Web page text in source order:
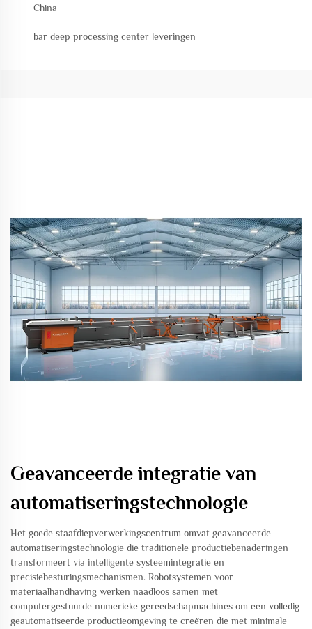
China
bar deep processing center leveringen
Geavanceerde integratie van
automatiseringstechnologie
Het goede staafdiepverwerkingscentrum omvat geavanceerde
automatiseringstechnologie die traditionele productiebenaderingen
transformeert via intelligente systeemintegratie en
precisiebesturingsmechanismen. Robotsystemen voor
materiaalhandhaving werken naadloos samen met
computergestuurde numerieke gereedschapmachines om een volledig
geautomatiseerde productieomgeving te creëren die met minimale